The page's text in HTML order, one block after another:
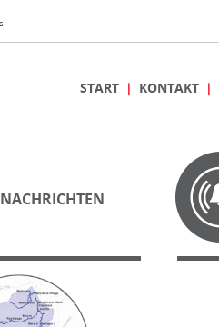
START KONTAKT
NACHRICHTEN